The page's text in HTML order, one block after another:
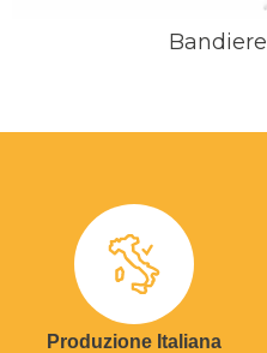
Produzione Italiana